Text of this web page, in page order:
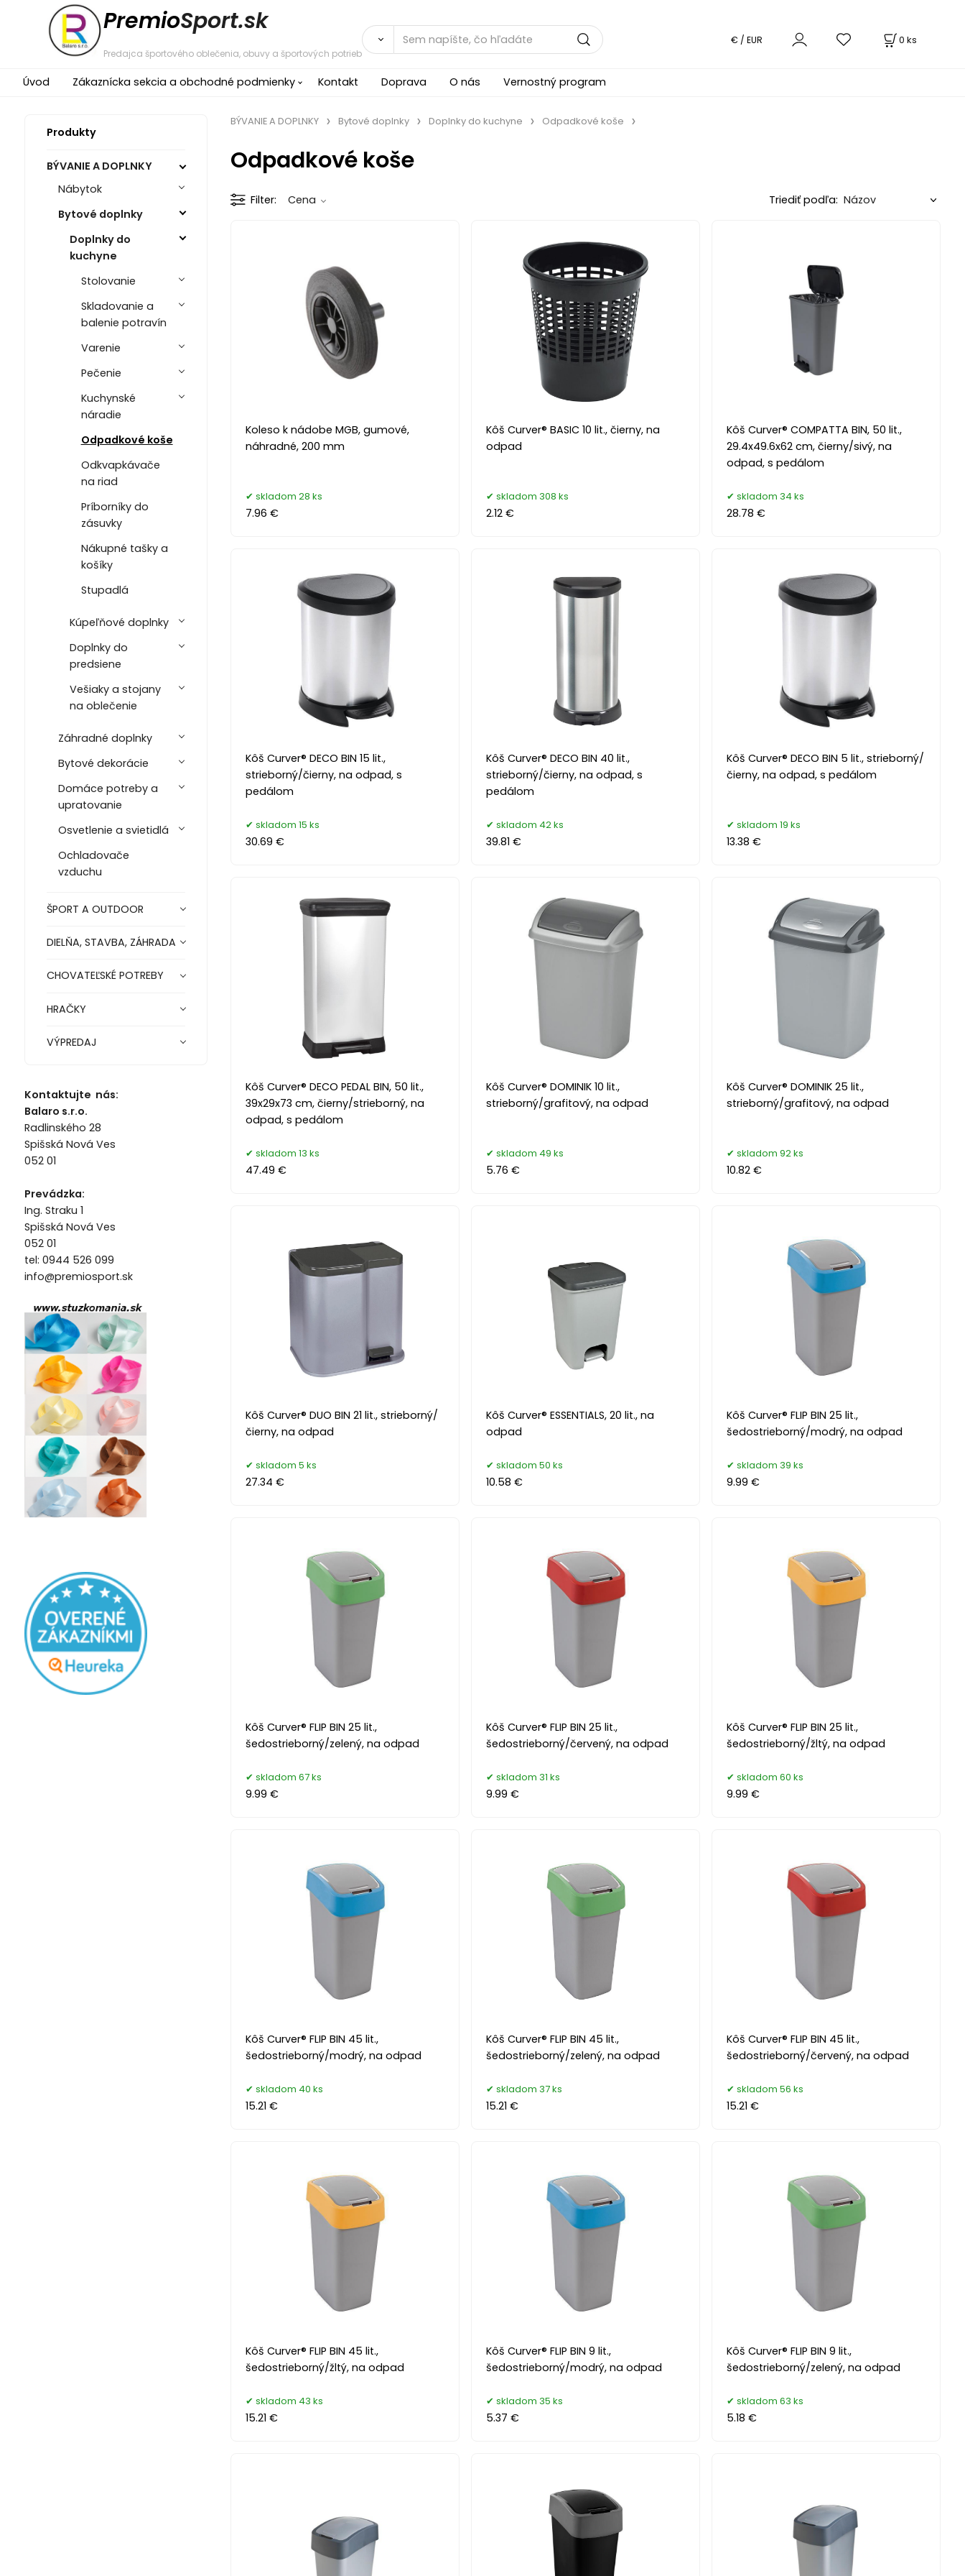
PremioSport.sk
Predajca športového oblečenia, obuvy a športových potrieb
0 ks
€ / EUR
Úvod Zákaznícka sekcia a obchodné podmienky Kontakt Doprava O nás Vernostný program
Produkty
BÝVANIE A DOPLNKY
Nábytok
Bytové doplnky
Doplnky do
kuchyne
Stolovanie
Skladovanie a
balenie potravín
Varenie
Pečenie
Kuchynské
náradie
Odpadkové koše
Odkvapkávače
na riad
Príborníky do
zásuvky
Nákupné tašky a
košíky
Stupadlá
Kúpeľňové doplnky
Doplnky do
predsiene
Vešiaky a stojany
na oblečenie
Záhradné doplnky
Bytové dekorácie
Domáce potreby a
upratovanie
Osvetlenie a svietidlá
Ochladovače
vzduchu
ŠPORT A OUTDOOR
DIELŇA, STAVBA, ZÁHRADA
CHOVATEĽSKÉ POTREBY
HRAČKY
VÝPREDAJ
Kontaktujte nás:
Balaro s.r.o.
Radlinského 28
Spišská Nová Ves
052 01
Prevádzka:
Ing. Straku 1
Spišská Nová Ves
052 01
tel: 0944 526 099
info@premiosport.sk
BÝVANIE A DOPLNKY Bytové doplnky Doplnky do kuchyne Odpadkové koše
Odpadkové koše
Filter Cena Triediť podľa:
Koleso k nádobe MGB, gumové,
náhradné, 200 mm
skladom 28 ks
7.96 €
Kôš Curver® BASIC 10 lit., čierny, na
odpad
skladom 308 ks
2.12 €
Kôš Curver® COMPATTA BIN, 50 lit.,
29.4x49.6x62 cm, čierny/sivý, na
odpad, s pedálom
skladom 34 ks
28.78 €
Kôš Curver® DECO BIN 15 lit.,
strieborný/čierny, na odpad, s
pedálom
skladom 15 ks
30.69 €
Kôš Curver® DECO BIN 40 lit.,
strieborný/čierny, na odpad, s
pedálom
skladom 42 ks
39.81 €
Kôš Curver® DECO BIN 5 lit., strieborný/
čierny, na odpad, s pedálom
skladom 19 ks
13.38 €
Kôš Curver® DECO PEDAL BIN, 50 lit.,
39x29x73 cm, čierny/strieborný, na
odpad, s pedálom
skladom 13 ks
47.49 €
Kôš Curver® DOMINIK 10 lit.,
strieborný/grafitový, na odpad
skladom 49 ks
5.76 €
Kôš Curver® DOMINIK 25 lit.,
strieborný/grafitový, na odpad
skladom 92 ks
10.82 €
Kôš Curver® DUO BIN 21 lit., strieborný/
čierny, na odpad
skladom 5 ks
27.34 €
Kôš Curver® ESSENTIALS, 20 lit., na
odpad
skladom 50 ks
10.58 €
Kôš Curver® FLIP BIN 25 lit.,
šedostrieborný/modrý, na odpad
skladom 39 ks
9.99 €
Kôš Curver® FLIP BIN 25 lit.,
šedostrieborný/zelený, na odpad
skladom 67 ks
9.99 €
Kôš Curver® FLIP BIN 25 lit.,
šedostrieborný/červený, na odpad
skladom 31 ks
9.99 €
Kôš Curver® FLIP BIN 25 lit.,
šedostrieborný/žltý, na odpad
skladom 60 ks
9.99 €
Kôš Curver® FLIP BIN 45 lit.,
šedostrieborný/modrý, na odpad
skladom 40 ks
15.21 €
Kôš Curver® FLIP BIN 45 lit.,
šedostrieborný/zelený, na odpad
skladom 37 ks
15.21 €
Kôš Curver® FLIP BIN 45 lit.,
šedostrieborný/červený, na odpad
skladom 56 ks
15.21 €
Kôš Curver® FLIP BIN 45 lit.,
šedostrieborný/žltý, na odpad
skladom 43 ks
15.21 €
Kôš Curver® FLIP BIN 9 lit.,
šedostrieborný/modrý, na odpad
skladom 35 ks
5.37 €
Kôš Curver® FLIP BIN 9 lit.,
šedostrieborný/zelený, na odpad
skladom 63 ks
5.18 €